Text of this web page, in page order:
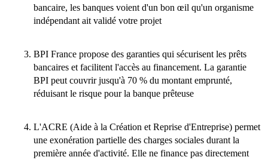
bancaire, les banques voient d'un bon œil qu'un organisme
indépendant ait validé votre projet
BPI France propose des garanties qui sécurisent les prêts
bancaires et facilitent l'accès au financement. La garantie
BPI peut couvrir jusqu'à 70 % du montant emprunté,
réduisant le risque pour la banque prêteuse
L'ACRE (Aide à la Création et Reprise d'Entreprise) permet
une exonération partielle des charges sociales durant la
première année d'activité. Elle ne finance pas directement